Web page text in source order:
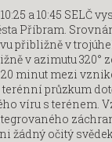
a 10:45 SELČ
Příbram.
přibližně v
v azimutu 320°
minut mezi
průzkum
víru s terénem.
žádný očitý